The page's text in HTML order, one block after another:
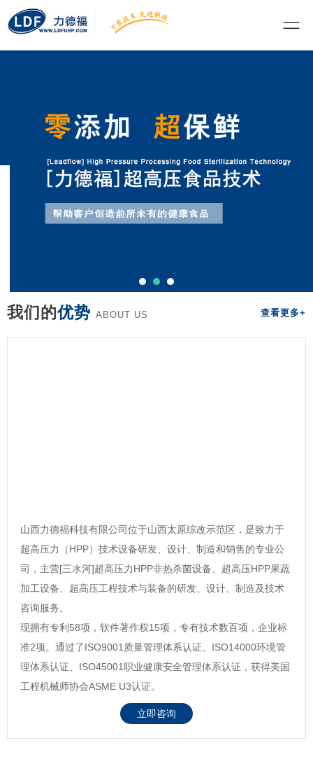
我们的优势 ABOUT US 查看更多+
山西力德福科技有限公司位于山西太原综改示范区，是致力于
超高压力（HPP）技术设备研发、设计、制造和销售的专业公
司，主营[三水河]超高压力HPP非热杀菌设备、超高压HPP果蔬
加工设备、超高压工程技术与装备的研发、设计、制造及技术
咨询服务。
现拥有专利58项，软件著作权15项，专有技术数百项，企业标
准2项。通过了ISO9001质量管理体系认证、ISO14000环境管
理体系认证、ISO45001职业健康安全管理体系认证，获得美国
工程机械师协会ASME U3认证。
立即咨询